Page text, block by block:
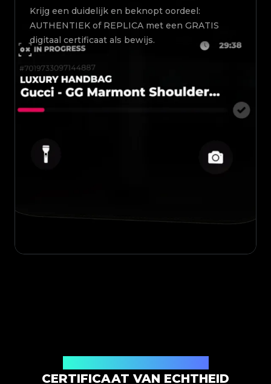
Krijg een duidelijk en beknopt oordeel:
AUTHENTIEK of REPLICA met een GRATIS
digitaal certificaat als bewijs.
CERTIFICAAT VAN ECHTHEID